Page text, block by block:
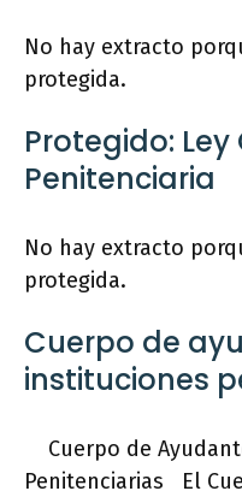
No hay extracto
protegida.
Protegido:
Penitenciaria
No hay extracto
protegida.
Cuerpo de
instituciones
Cuerpo de
Penitenciarias El